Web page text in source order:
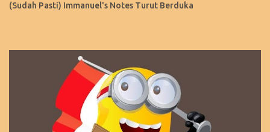
(Sudah Pasti) Immanuel's Notes Turut Berduka